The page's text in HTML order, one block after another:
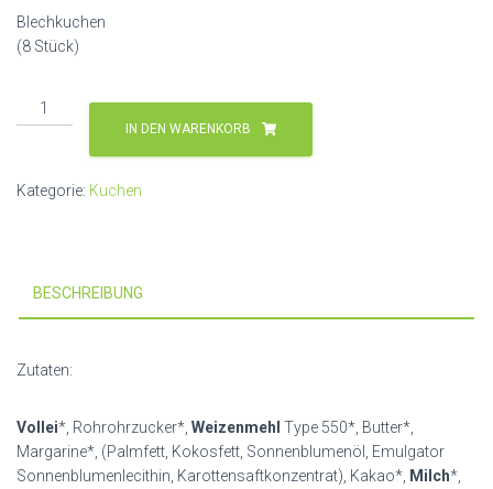
Blechkuchen
(8 Stück)
Donauwelle
Menge
IN DEN WARENKORB
Kategorie: Kuchen
BESCHREIBUNG
Zutaten:
Vollei*, Rohrohrzucker*, Weizenmehl Type 550*, Butter*,
Margarine*, (Palmfett, Kokosfett, Sonnenblumenöl, Emulgator
Sonnenblumenlecithin, Karottensaftkonzentrat), Kakao*, Milch*,